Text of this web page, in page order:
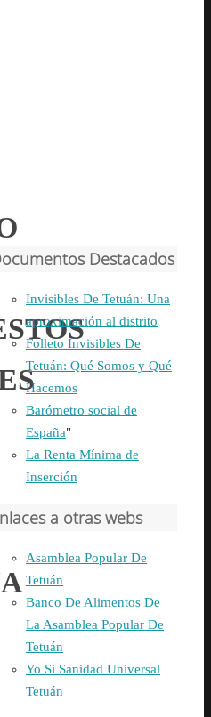
Destacados
Invisibles De Tetuán: Una
aproximación al distrito
Folleto Invisibles De
Tetuán: Qué Somos y Qué
Hacemos
Barómetro social de
España"
La Renta Mínima de
Inserción
a otras webs
Asamblea Popular De
Tetuán
Banco De Alimentos De
La Asamblea Popular De
Tetuán
Yo Si Sanidad Universal
Tetuán